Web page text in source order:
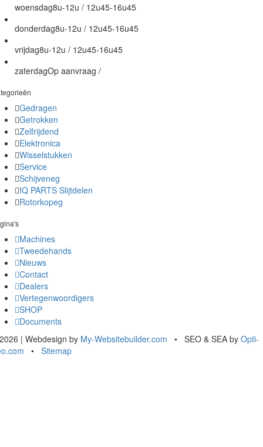
woensdag8u-12u / 12u45-16u45
donderdag8u-12u / 12u45-16u45
vrijdag8u-12u / 12u45-16u45
zaterdagOp aanvraag /
Gedragen
Getrokken
Zelfrijdend
Elektronica
Wisselstukken
Service
Schijveneg
IQ PARTS Slijtdelen
Rotorkopeg
Machines
Tweedehands
Nieuws
Contact
Dealers
Vertegenwoordigers
SHOP
Documents
| Webdesign by My-Websitebuilder.com • SEO & SEA by Opti-
• Sitemap